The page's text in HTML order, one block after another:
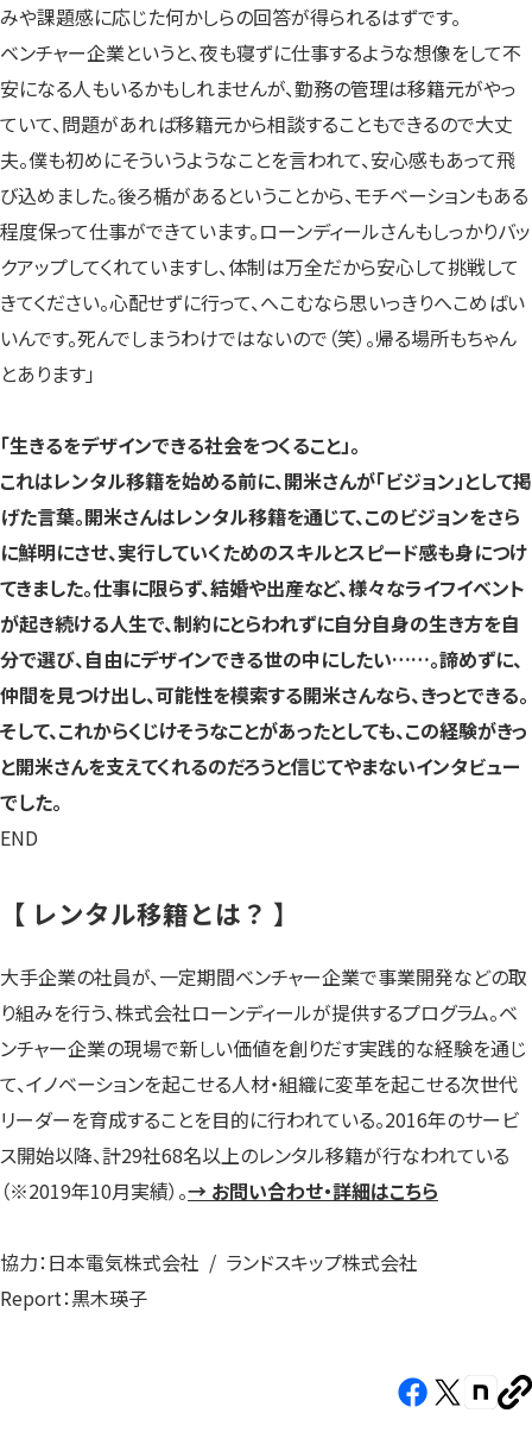
みや課題感に応じた何かしらの回答が得られるはずです。
ベンチャー企業というと、夜も寝ずに仕事するような想像をして不
安になる人もいるかもしれませんが、勤務の管理は移籍元がやっ
ていて、問題があれば移籍元から相談することもできるので大丈
夫。僕も初めにそういうようなことを言われて、安心感もあって飛
び込めました。後ろ楯があるということから、モチベーションもある
程度保って仕事ができています。ローンディールさんもしっかりバッ
クアップしてくれていますし、体制は万全だから安心して挑戦して
きてください。心配せずに行って、へこむなら思いっきりへこめばい
いんです。死んでしまうわけではないので（笑）。帰る場所もちゃん
とあります」
「生きるをデザインできる社会をつくること」。
これはレンタル移籍を始める前に、開米さんが「ビジョン」として掲
げた言葉。開米さんはレンタル移籍を通じて、このビジョンをさら
に鮮明にさせ、実行していくためのスキルとスピード感も身につけ
てきました。仕事に限らず、結婚や出産など、様々なライフイベント
が起き続ける人生で、制約にとらわれずに自分自身の生き方を自
分で選び、自由にデザインできる世の中にしたい……。諦めずに、
仲間を見つけ出し、可能性を模索する開米さんなら、きっとできる。
そして、これからくじけそうなことがあったとしても、この経験がきっ
と開米さんを支えてくれるのだろうと信じてやまないインタビュー
でした。
END
【 レンタル移籍とは？ 】
大手企業の社員が、一定期間ベンチャー企業で事業開発などの取
り組みを行う、株式会社ローンディールが提供するプログラム。ベ
ンチャー企業の現場で新しい価値を創りだす実践的な経験を通じ
て、イノベーションを起こせる人材・組織に変革を起こせる次世代
リーダーを育成することを目的に行われている。2016年のサービ
ス開始以降、計29社68名以上のレンタル移籍が行なわれている
（※2019年10月実績）。→ お問い合わせ・詳細はこちら
協力：日本電気株式会社 / ランドスキップ株式会社
Report：黒木瑛子
Facebook（新
X（新 note（新